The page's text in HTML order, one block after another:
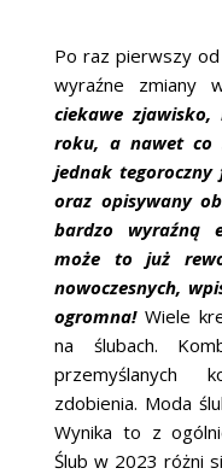
Po raz pierwszy
wyraźne zmiany
ciekawe
roku, a nawet co
jednak
oraz opisywany
bardzo wyraźną
może to już
nowoczesnych,
ogromna!Wiele
na ślubach.
przemyślanych
zdobienia. Moda
Wynika to z
Ślub w 2023 różni